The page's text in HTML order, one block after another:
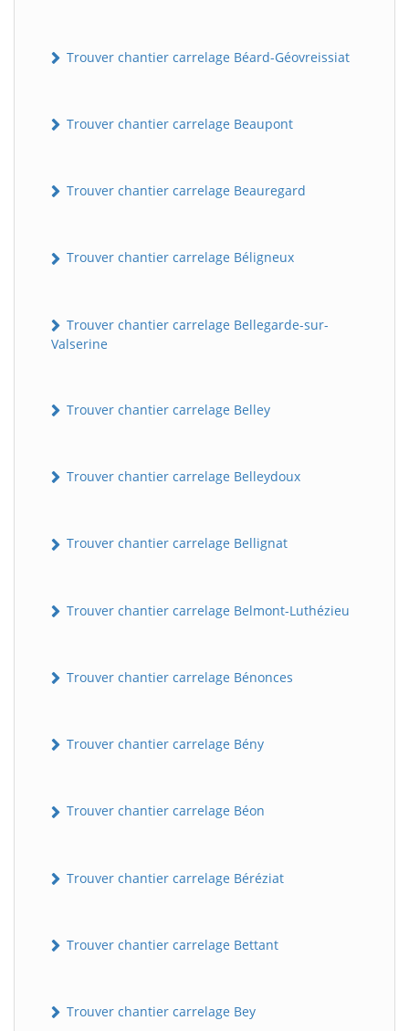
Trouver chantier carrelage Béard-Géovreissiat
Trouver chantier carrelage Beaupont
Trouver chantier carrelage Beauregard
Trouver chantier carrelage Béligneux
Trouver chantier carrelage Bellegarde-sur-
Valserine
Trouver chantier carrelage Belley
Trouver chantier carrelage Belleydoux
Trouver chantier carrelage Bellignat
Trouver chantier carrelage Belmont-Luthézieu
Trouver chantier carrelage Bénonces
Trouver chantier carrelage Bény
Trouver chantier carrelage Béon
Trouver chantier carrelage Béréziat
Trouver chantier carrelage Bettant
Trouver chantier carrelage Bey